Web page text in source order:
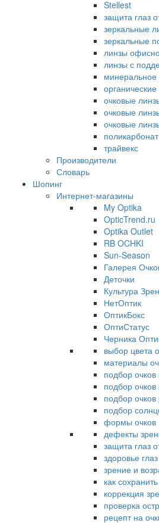
Stellest
защита глаз
зеркальные
зеркальные
линзы
линзы с
минеральное
очковые
очковые
очковые
поликарбонат
трайвекс
Производители
Словарь
Шопинг
Интернет-магазины
My Optika
OpticTrend.ru
Optika Outlet
RB OCHKI
Sun-Season
Галерея
Деточки
Культура
НетОптик
ОптикБокс
ОптиСтатус
Черника
выбор цвета
материалы
подбор
подбор
подбор очков
подбор
формы очков
дефекты
защита глаз
здоровье глаз
зрение и
как
коррекция
проверка
рецепт на